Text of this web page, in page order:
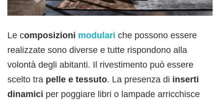
Le composizioni modulari che possono essere
realizzate sono diverse e tutte rispondono alla
volontà degli abitanti. Il rivestimento può essere
scelto tra pelle e tessuto. La presenza di inserti
dinamici per poggiare libri o lampade arricchisce